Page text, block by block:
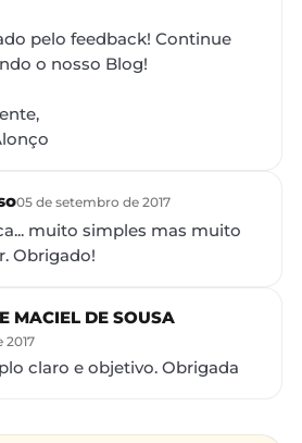
pelo feedback! Continue
o nosso Blog!
05 de setembro de 2017
muito simples mas muito
Obrigado!
MACIEL DE SOUSA
2017
claro e objetivo. Obrigada